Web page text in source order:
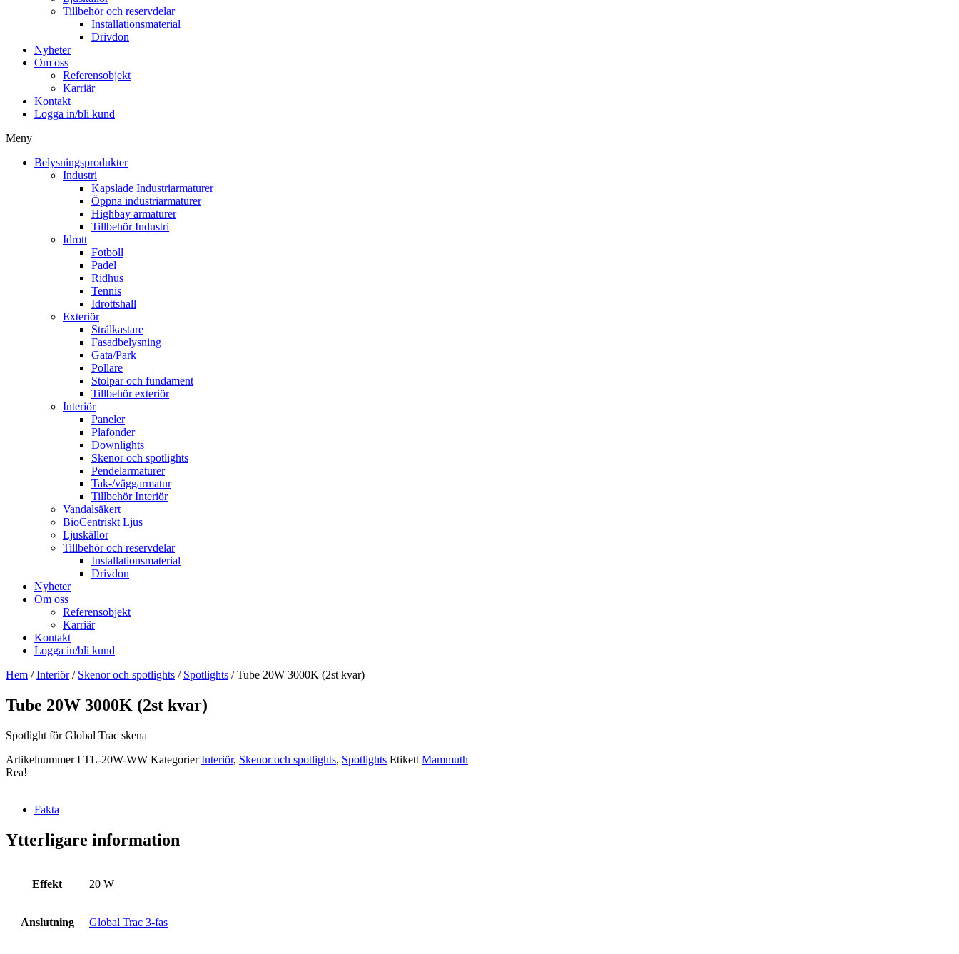
Tillbehör och reservdelar
Installationsmaterial
Drivdon
Nyheter
Om oss
Referensobjekt
Karriär
Kontakt
Logga in/bli kund
Meny
Belysningsprodukter
Industri
Kapslade Industriarmaturer
Öppna industriarmaturer
Highbay armaturer
Tillbehör Industri
Idrott
Fotboll
Padel
Ridhus
Tennis
Idrottshall
Exteriör
Strålkastare
Fasadbelysning
Gata/Park
Pollare
Stolpar och fundament
Tillbehör exteriör
Interiör
Paneler
Plafonder
Downlights
Skenor och spotlights
Pendelarmaturer
Tak-/väggarmatur
Tillbehör Interiör
Vandalsäkert
BioCentriskt Ljus
Ljuskällor
Tillbehör och reservdelar
Installationsmaterial
Drivdon
Nyheter
Om oss
Referensobjekt
Karriär
Kontakt
Logga in/bli kund
Hem /Interiör/ Skenor och spotlights / Spotlights / Tube 20W 3000K (2st kvar)
Tube 20W 3000K (2st kvar)
Spotlight för Global Trac skena
ArtikelnummerLTL-20W-WW Kategorier Interiör, Skenor och spotlights, Spotlights Etikett Mammuth
Rea!
Fakta
Ytterligare information
Effekt 20 W
Anslutning Global Trac 3-fas